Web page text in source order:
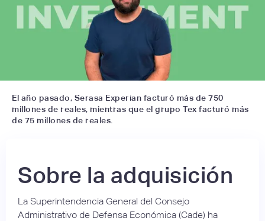
El año pasado, Serasa Experian facturó más de 750
millones de reales, mientras que el grupo Tex facturó más
de 75 millones de reales.
Sobre la adquisición
La Superintendencia General del Consejo
Administrativo de Defensa Económica (Cade) ha